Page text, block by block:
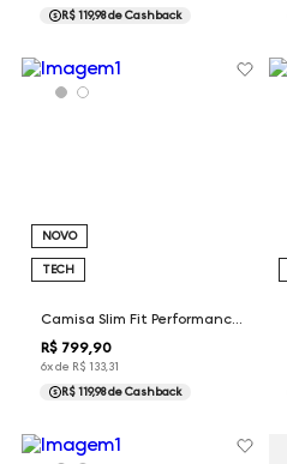
R$ 119,98de Cashback
R$ 799 90
6x de R$ 133,31
NOVO
TECH
R$ 119,98de Cashback